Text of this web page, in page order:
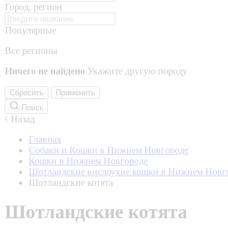
Город, регион
Популярные
Все регионы
Ничего не найдено Укажите другую породу
Сбросить
Применить
Поиск
Назад
Главная
Собаки и Кошки в Нижнем Новгороде
Кошки в Нижнем Новгороде
Шотландские вислоухие кошки в Нижнем
Шотландские котята
Шотландские котята